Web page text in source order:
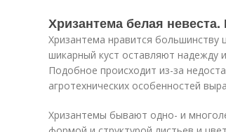
Хризантема белая
Хризантема нравится большинству
шикарный куст оставляют надежду
Подобное происходит из-за
агротехнических особенностей
Хризантемы бывают одно- и